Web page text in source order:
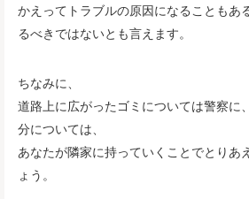
かえってトラブルの原因になることもあ
るべきではないとも言えます。
ちなみに、
道路上に広がったゴミについては警察に
分については、
あなたが隣家に持っていくことでとりあ
ょう。